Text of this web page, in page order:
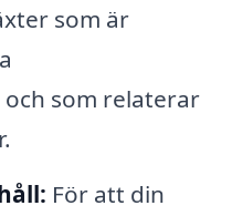
som är
som relaterar
För att din